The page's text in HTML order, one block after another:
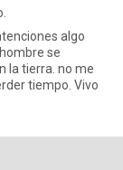
algo
se
la tierra. no me
tiempo. Vivo